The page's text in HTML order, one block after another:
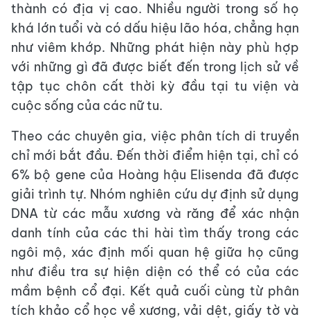
thành có địa vị cao. Nhiều người trong số họ
khá lớn tuổi và có dấu hiệu lão hóa, chẳng hạn
như viêm khớp. Những phát hiện này phù hợp
với những gì đã được biết đến trong lịch sử về
tập tục chôn cất thời kỳ đầu tại tu viện và
cuộc sống của các nữ tu.
Theo các chuyên gia, việc phân tích di truyền
chỉ mới bắt đầu. Đến thời điểm hiện tại, chỉ có
6% bộ gene của Hoàng hậu Elisenda đã được
giải trình tự. Nhóm nghiên cứu dự định sử dụng
DNA từ các mẫu xương và răng để xác nhận
danh tính của các thi hài tìm thấy trong các
ngôi mộ, xác định mối quan hệ giữa họ cũng
như điều tra sự hiện diện có thể có của các
mầm bệnh cổ đại. Kết quả cuối cùng từ phân
tích khảo cổ học về xương, vải dệt, giấy tờ và